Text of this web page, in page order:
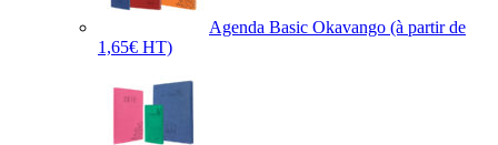
Agenda Basic Okavango (à partir de
1,65€ HT)